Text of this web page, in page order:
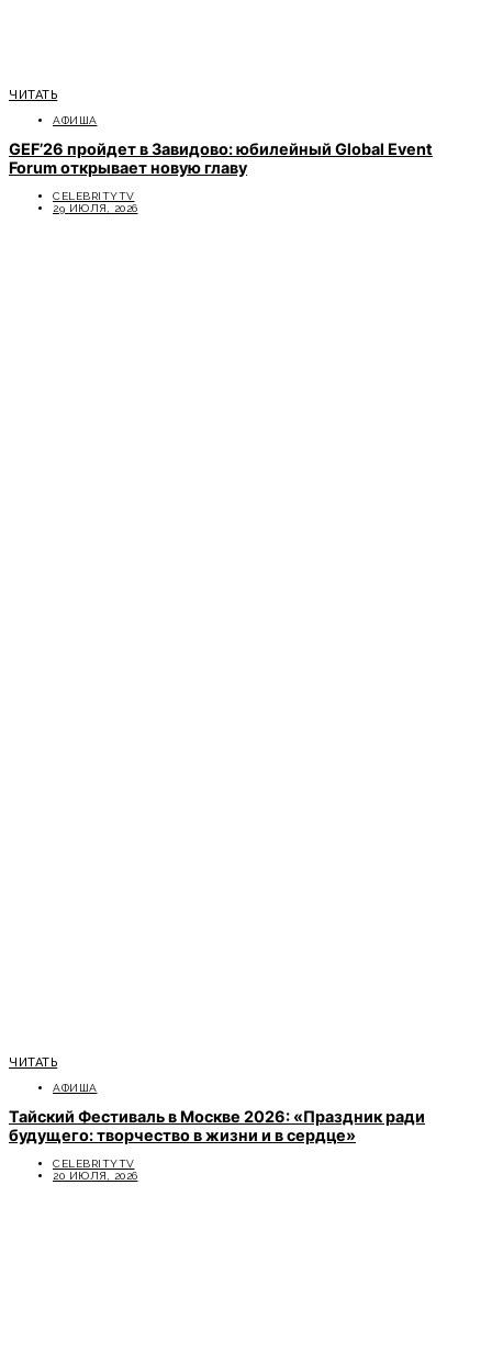
ЧИТАТЬ
АФИША
GEF’26 пройдет в Завидово: юбилейный Global Event
Forum открывает новую главу
CELEBRITYTV
29 ИЮЛЯ, 2026
ЧИТАТЬ
АФИША
Тайский Фестиваль в Москве 2026: «Праздник ради
будущего: творчество в жизни и в сердце»
CELEBRITYTV
20 ИЮЛЯ, 2026